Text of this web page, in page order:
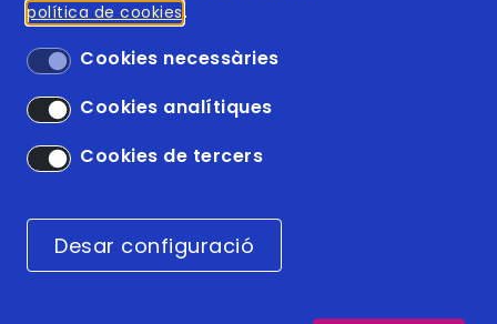
política de cookies
Cookies necessàries
Cookies analítiques
Cookies de tercers
Desar configuració
Footer | Menú ISO 9001:2015
ISO 14001:2015
Accessibilitat
Condicions generals